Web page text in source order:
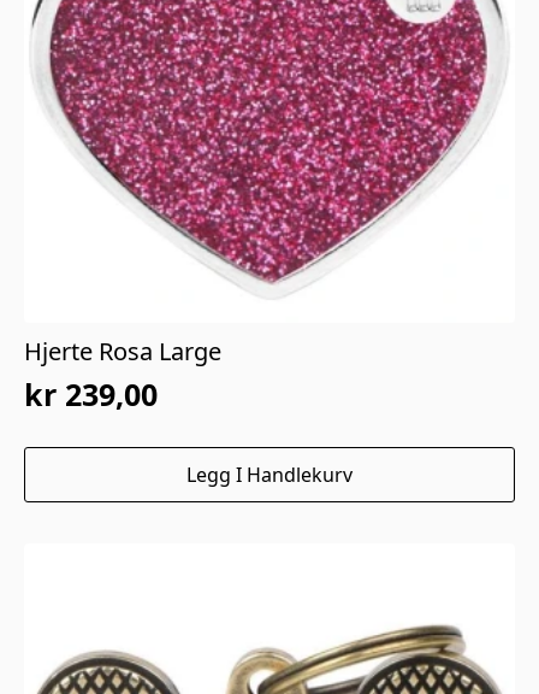
Hjerte Rosa Large
kr 239,00
Legg I Handlekurv